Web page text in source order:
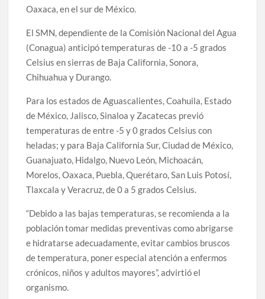
Oaxaca, en el sur de México.
El SMN, dependiente de la Comisión Nacional del Agua
(Conagua) anticipó temperaturas de -10 a -5 grados
Celsius en sierras de Baja California, Sonora,
Chihuahua y Durango.
Para los estados de Aguascalientes, Coahuila, Estado
de México, Jalisco, Sinaloa y Zacatecas previó
temperaturas de entre -5 y 0 grados Celsius con
heladas; y para Baja California Sur, Ciudad de México,
Guanajuato, Hidalgo, Nuevo León, Michoacán,
Morelos, Oaxaca, Puebla, Querétaro, San Luis Potosí,
Tlaxcala y Veracruz, de 0 a 5 grados Celsius.
“Debido a las bajas temperaturas, se recomienda a la
población tomar medidas preventivas como abrigarse
e hidratarse adecuadamente, evitar cambios bruscos
de temperatura, poner especial atención a enfermos
crónicos, niños y adultos mayores”, advirtió el
organismo.